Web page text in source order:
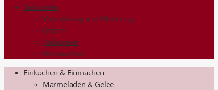
Saisonales
Valentinstag und Muttertag
Ostern
Halloween
Weihnachten
Einkochen & Einmachen
Marmeladen & Gelee